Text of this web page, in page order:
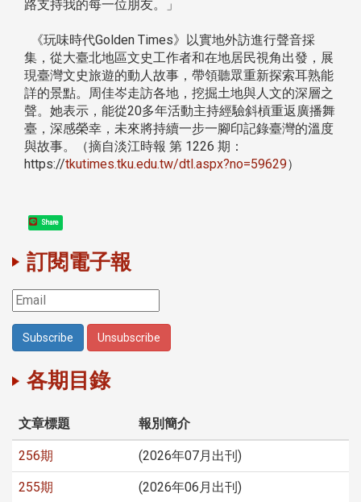
路支持我的每一位朋友。」
《玩味時代Golden Times》以實地外訪進行聲音採
集，從大臺北地區文史工作者和在地居民視角出發，展
現臺灣文史旅遊的動人故事，帶領聽眾重新探索耳熟能
詳的景點。周佳岑走訪各地，挖掘土地與人文的深層之
聲。她表示，能從20多年活動主持經驗斜槓重返廣播舞
臺，深感榮幸，未來將持續一步一腳印記錄臺灣的溫度
與故事。（摘自淡江時報 第 1226 期：
https://tkutimes.tku.edu.tw/dtl.aspx?no=59629）
Share
訂閱電子報
各期目錄
文章標題 報別簡介
256期 (2026年07月出刊)
255期 (2026年06月出刊)